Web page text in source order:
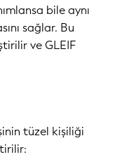
bile aynı
sağlar. Bu
ve GLEIF
tüzel kişiliği